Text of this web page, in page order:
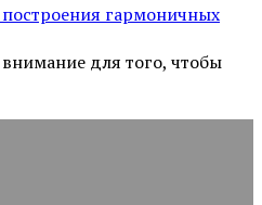
гармоничных
для того, чтобы